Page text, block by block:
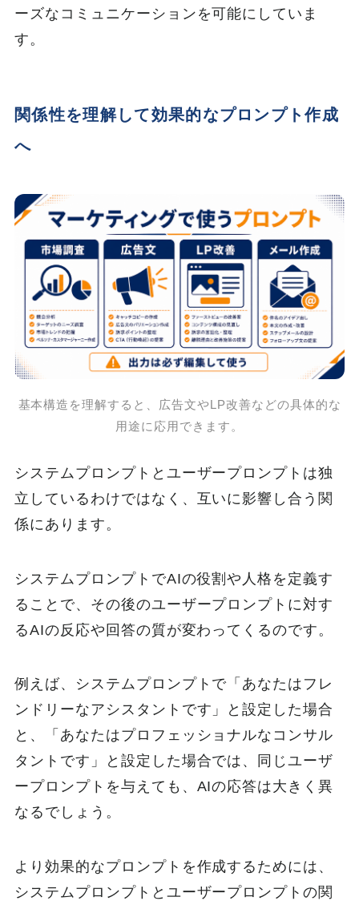
ーズなコミュニケーションを可能にしていま
す。
関係性を理解して効果的なプロンプト作成
へ
基本構造を理解すると、広告文やLP改善などの具体的な
用途に応用できます。
システムプロンプトとユーザープロンプトは独
立しているわけではなく、互いに影響し合う関
係にあります。
システムプロンプトでAIの役割や人格を定義す
ることで、その後のユーザープロンプトに対す
るAIの反応や回答の質が変わってくるのです。
例えば、システムプロンプトで「あなたはフレ
ンドリーなアシスタントです」と設定した場合
と、「あなたはプロフェッショナルなコンサル
タントです」と設定した場合では、同じユーザ
ープロンプトを与えても、AIの応答は大きく異
なるでしょう。
より効果的なプロンプトを作成するためには、
システムプロンプトとユーザープロンプトの関